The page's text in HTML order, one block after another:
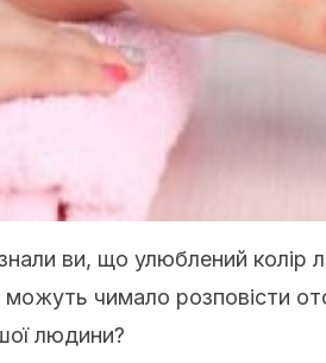
ви, що улюблений колір
можуть чимало розповісти
людини?